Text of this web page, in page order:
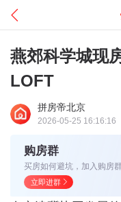
燕郊科学城现
LOFT
拼房帝北京
2026-05-25 16:16:16
购房群
买房如何避坑，加入购房
立即进群